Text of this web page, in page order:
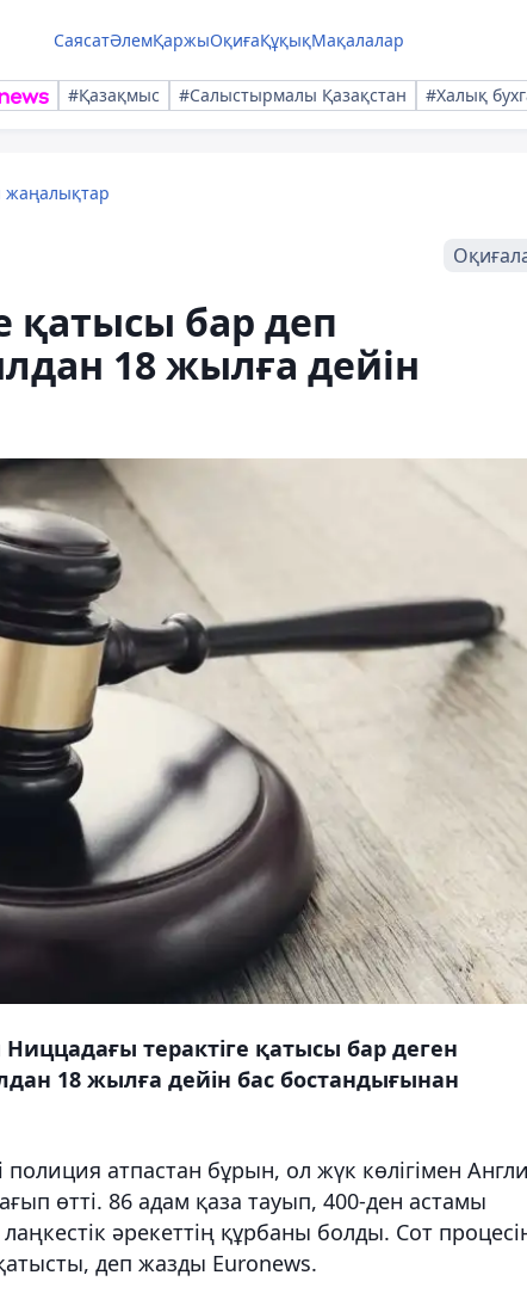
СаясатӘлемҚаржыОқиғаҚұқықМақалалар
#Қазақмыс #Салыстырмалы Қазақстан #Халық
жаңалықтар
қатысы бар деп
18 жылға дейін
терактіге қатысы бар деген
18 жылға дейін бас бостандығынан
атпастан бұрын, ол жүк көлігімен
өтті. 86 адам қаза тауып, 400-ден астамы
әрекеттің құрбаны болды. Сот
деп жазды Euronews.